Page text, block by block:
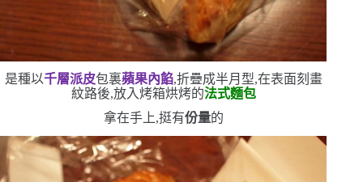
是種以千層派皮包裏蘋果內餡,折疊成半月型,在表面刻畫
紋路後,放入烤箱烘烤的法式麵包
拿在手上,挺有份量的